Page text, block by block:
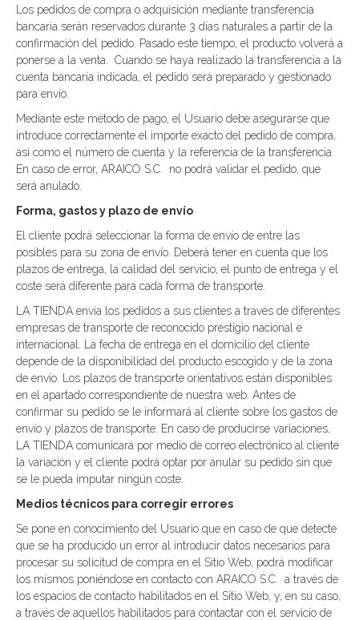
Los pedidos de compra o adquisición mediante transferencia
bancaria serán reservados durante 3 días naturales a partir de la
confirmación del pedido. Pasado este tiempo, el producto volverá a
ponerse a la venta. Cuando se haya realizado la transferencia a la
cuenta bancaria indicada, el pedido será preparado y gestionado
para envío.
Mediante este método de pago, el Usuario debe asegurarse que
introduce correctamente el importe exacto del pedido de compra,
así como el número de cuenta y la referencia de la transferencia.
En caso de error, ARAICO S.C. no podrá validar el pedido, que
será anulado.
Forma, gastos y plazo de envío
El cliente podrá seleccionar la forma de envío de entre las
posibles para su zona de envío. Deberá tener en cuenta que los
plazos de entrega, la calidad del servicio, el punto de entrega y el
coste será diferente para cada forma de transporte.
LA TIENDA envía los pedidos a sus clientes a través de diferentes
empresas de transporte de reconocido prestigio nacional e
internacional. La fecha de entrega en el domicilio del cliente
depende de la disponibilidad del producto escogido y de la zona
de envío. Los plazos de transporte orientativos están disponibles
en el apartado correspondiente de nuestra web. Antes de
confirmar su pedido se le informará al cliente sobre los gastos de
envío y plazos de transporte. En caso de producirse variaciones,
LA TIENDA comunicará por medio de correo electrónico al cliente
la variación y el cliente podrá optar por anular su pedido sin que
se le pueda imputar ningún coste.
Medios técnicos para corregir errores
Se pone en conocimiento del Usuario que en caso de que detecte
que se ha producido un error al introducir datos necesarios para
procesar su solicitud de compra en el Sitio Web, podrá modificar
los mismos poniéndose en contacto con ARAICO S.C. a través de
los espacios de contacto habilitados en el Sitio Web, y, en su caso,
a través de aquellos habilitados para contactar con el servicio de